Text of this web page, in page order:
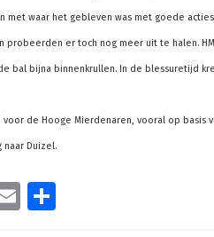
waar het gebleven was met goede acties
er toch nog meer uit te halen.
bal bijna binnenkrullen. In de blessuretijd
de Hooge Mierdenaren, vooral op basis
Duizel.
Email